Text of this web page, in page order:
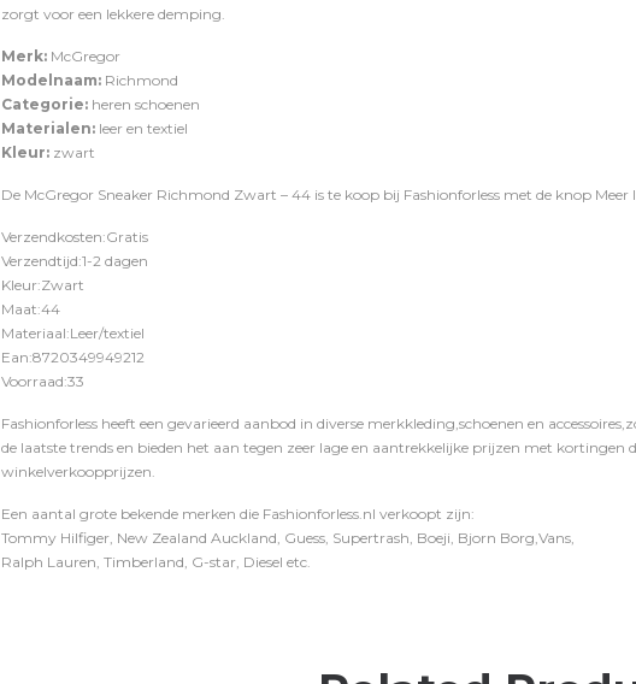
zorgt voor een lekkere demping.
Merk: McGregor
Modelnaam: Richmond
Categorie: heren schoenen
Materialen: leer en textiel
Kleur: zwart
De McGregor Sneaker Richmond Zwart – 44 is te koop bij Fashionforless met de knop Meer
Verzendkosten:Gratis
Verzendtijd:1-2 dagen
Kleur:Zwart
Maat:44
Materiaal:Leer/textiel
Ean:8720349949212
Voorraad:33
Fashionforless heeft een gevarieerd aanbod in diverse merkkleding,schoenen en
de laatste trends en bieden het aan tegen zeer lage en aantrekkelijke prijzen met
winkelverkoopprijzen.
Een aantal grote bekende merken die Fashionforless.nl verkoopt zijn:
Tommy Hilfiger, New Zealand Auckland, Guess, Supertrash, Boeji, Bjorn Borg,Vans,
Ralph Lauren, Timberland, G-star, Diesel etc.